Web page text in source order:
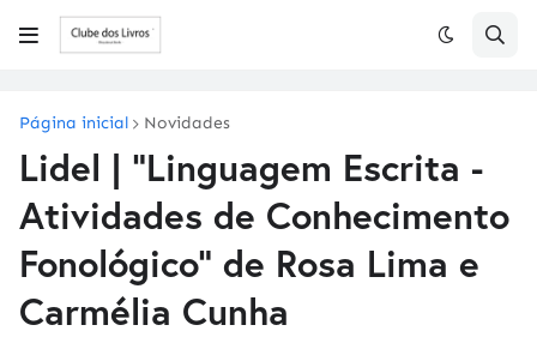
Página inicial Novidades
Lidel | "Linguagem Escrita -
Atividades de Conhecimento
Fonológico" de Rosa Lima e
Carmélia Cunha